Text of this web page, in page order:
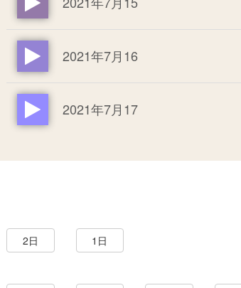
2021年7月16
2021年7月17
2日 1日